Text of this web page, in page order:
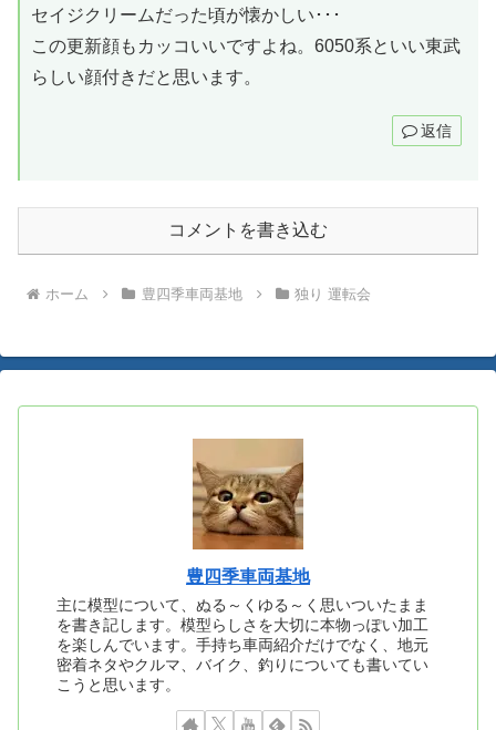
セイジクリームだった頃が懐かしい･･･
この更新顔もカッコいいですよね。6050系といい東武
らしい顔付きだと思います。
返信
コメントを書き込む
ホーム 豊四季車両基地 独り 運転会
豊四季車両基地
主に模型について、ぬる～くゆる～く思いついたまま
を書き記します。模型らしさを大切に本物っぽい加工
を楽しんでいます。手持ち車両紹介だけでなく、地元
密着ネタやクルマ、バイク、釣りについても書いてい
こうと思います。